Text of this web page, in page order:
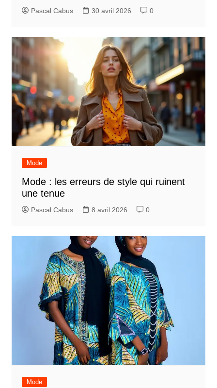
Pascal Cabus 30 avril 2026 0
Mode
Mode : les erreurs de style qui ruinent
une tenue
Pascal Cabus 8 avril 2026 0
Mode